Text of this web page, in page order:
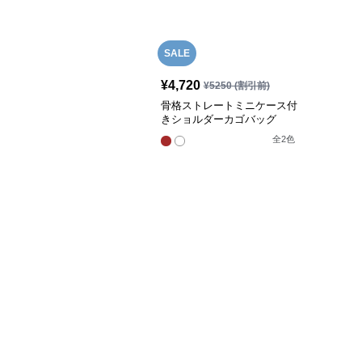
SALE
¥4,720 ¥5250(割引前)
骨格ストレートミニケース付
きショルダーカゴバッグ
全2色